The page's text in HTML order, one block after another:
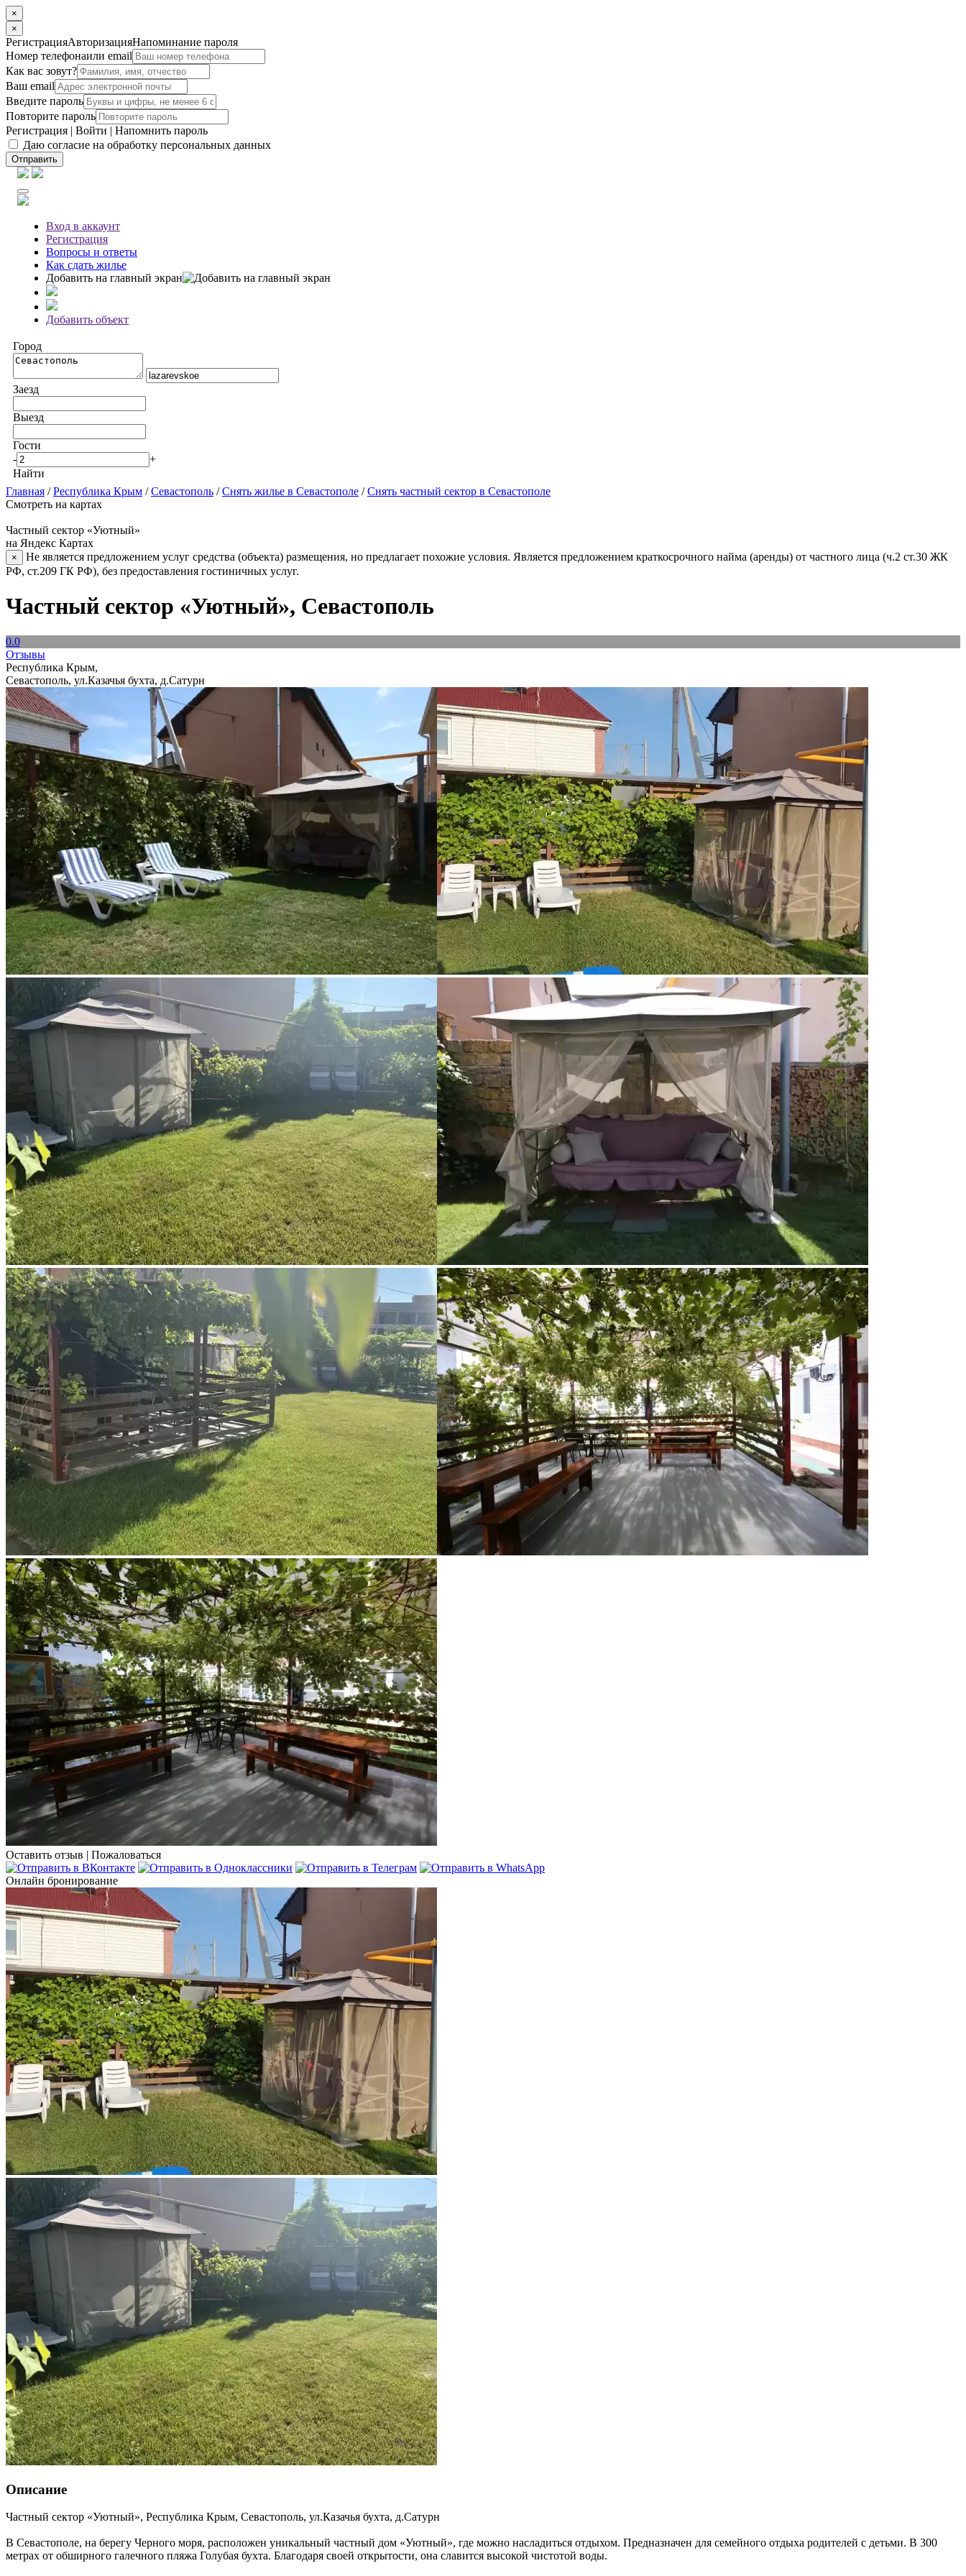
×
×
РегистрацияАвторизацияНапоминание пароля
Номер телефонаили email
Как вас зовут?
Ваш email
Введите пароль
Повторите пароль
Регистрация | Войти | Напомнить пароль
Даю согласие на обработку персональных данных
Отправить
Вход в аккаунт
Регистрация
Вопросы и ответы
Как сдать жилье
Добавить на главный экран
Добавить объект
Город
Заезд
Выезд
Гости
-
+
Найти
Главная /Республика Крым /Севастополь /Снять жилье в Севастополе /Снять частный сектор в Севастополе
Смотреть на картах
Частный сектор «Уютный»
на Яндекс Картах
×
Не является предложением услуг средства (объекта) размещения, но предлагает похожие условия. Является предложением краткосрочного найма (аренды) от частного лица (ч.2 ст.30 ЖК
РФ, ст.209 ГК РФ), без предоставления гостиничных услуг.
Частный сектор «Уютный», Севастополь
0.0
Отзывы
Республика Крым,
Севастополь, ул.Казачья бухта, д.Сатурн
Оставить отзыв | Пожаловаться
Онлайн бронирование
Описание
Частный сектор «Уютный», Республика Крым, Севастополь, ул.Казачья бухта, д.Сатурн
В Севастополе, на берегу Черного моря, расположен уникальный частный дом «Уютный», где можно насладиться отдыхом. Предназначен для семейного отдыха родителей с детьми. В 300
метрах от обширного галечного пляжа Голубая бухта. Благодаря своей открытости, она славится высокой чистотой воды.